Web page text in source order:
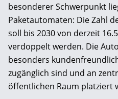
besonderer Schwerpunkt
Paketautomaten: Die Zahl
soll bis 2030 von derzeit
verdoppelt werden. Die
besonders
zugänglich sind und an
öffentlichen Raum platziert